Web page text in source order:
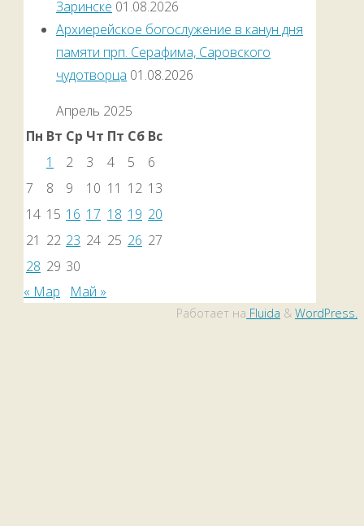
Заринске 01.08.2026
Архиерейское богослужение в канун дня
памяти прп. Серафима, Саровского
чудотворца 01.08.2026
Апрель 2025
Пн Вт Ср Чт Пт Сб Вс
1
2 3 4 5
6
7
8 9 10 11 12 13
14 15 16 17 18 19 20
21 22 23 24 25 26 27
28 29 30
« Мар
Май »
Работает на Fluida & WordPress.